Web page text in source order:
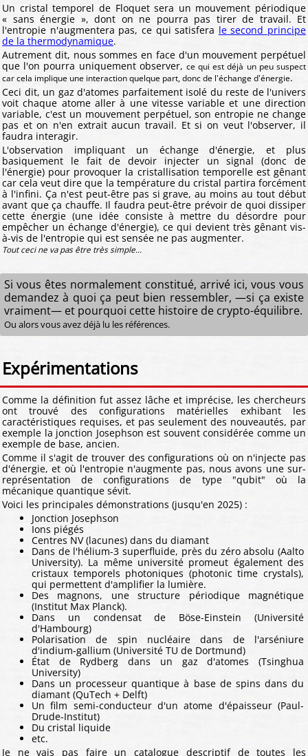
Un cristal temporel de Floquet sera un mouvement périodique
« sans énergie », dont on ne pourra pas tirer de travail. Et
l'entropie n'augmentera pas, ce qui satisfera le second principe
de la thermodynamique.
Autrement dit, nous sommes en face d'un mouvement perpétuel
que l'on pourra uniquement observer, ce qui est déjà un peu suspect
car cela implique une interaction quelque part, donc de l'échange d'énergie.
Ceci dit, un gaz d'atomes parfaitement isolé du reste de l'univers
voit chaque atome aller à une vitesse variable et une direction
variable, c'est un mouvement perpétuel, son entropie ne change
pas et on n'en extrait aucun travail. Et si on veut l'observer, il
faudra interagir.
L'observation impliquant un échange d'énergie, et plus
basiquement le fait de devoir injecter un signal (donc de
l'énergie) pour provoquer la cristallisation temporelle est gênant
car cela veut dire que la température du cristal partira forcément
à l'infini. Ça n'est peut-être pas si grave, au moins au tout début
avant que ça chauffe. Il faudra peut-être prévoir de quoi dissiper
cette énergie (une idée consiste à mettre du désordre pour
empêcher un échange d'énergie), ce qui devient très gênant vis-
à-vis de l'entropie qui est sensée ne pas augmenter.
Tout ceci ne va pas être très simple...
Si vous êtes normalement constitué, arrivé ici, vous vous
demandez à quoi ça peut bien ressembler, —si ça existe
vraiment— et pourquoi cette histoire de crypto-équilibre.
Ou alors vous avez déjà lu les références.
Expérimentations
Comme la définition fut assez lâche et imprécise, les chercheurs
ont trouvé des configurations matérielles exhibant les
caractéristiques requises, et pas seulement des nouveautés, par
exemple la jonction Josephson est souvent considérée comme un
exemple de base, ancien.
Comme il s'agit de trouver des configurations où on n'injecte pas
d'énergie, et où l'entropie n'augmente pas, nous avons une sur-
représentation de configurations de type "qubit" où la
mécanique quantique sévit.
Voici les principales démonstrations (jusqu'en 2025) :
Jonction Josephson
Ions piégés
Centres NV (lacunes) dans du diamant
Dans de l'hélium-3 superfluide, près du zéro absolu (Aalto
University). La même université promeut également des
cristaux temporels photoniques (photonic time crystals),
qui permettent d'amplifier la lumière.
Des magnons, une structure périodique magnétique
(Institut Max Planck).
Dans un condensat de Böse-Einstein (Université
d'Hambourg)
Polarisation de spin nucléaire dans de l'arséniure
d'indium-gallium (Université TU de Dortmund)
État de Rydberg dans un gaz d'atomes (Tsinghua
University)
Dans un processeur quantique à base de spins dans du
diamant (QuTech + Delft)
Un film semi-conducteur d'un atome d'épaisseur (Paul-
Drude-Institut)
Du cristal liquide
etc.
Je ne vais pas faire un catalogue descriptif de toutes les